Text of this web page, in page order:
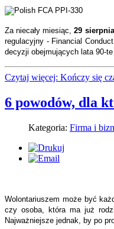
Za niecały miesiąc,29
regulacyjny - Financial
decyzji obejmujących lata 90-
Czytaj więcej: Kończy się
6 powodów, dla
Kategoria: Firma i
Wolontariuszem może być
czy osoba, która ma już
Najważniejsze jednak, by po